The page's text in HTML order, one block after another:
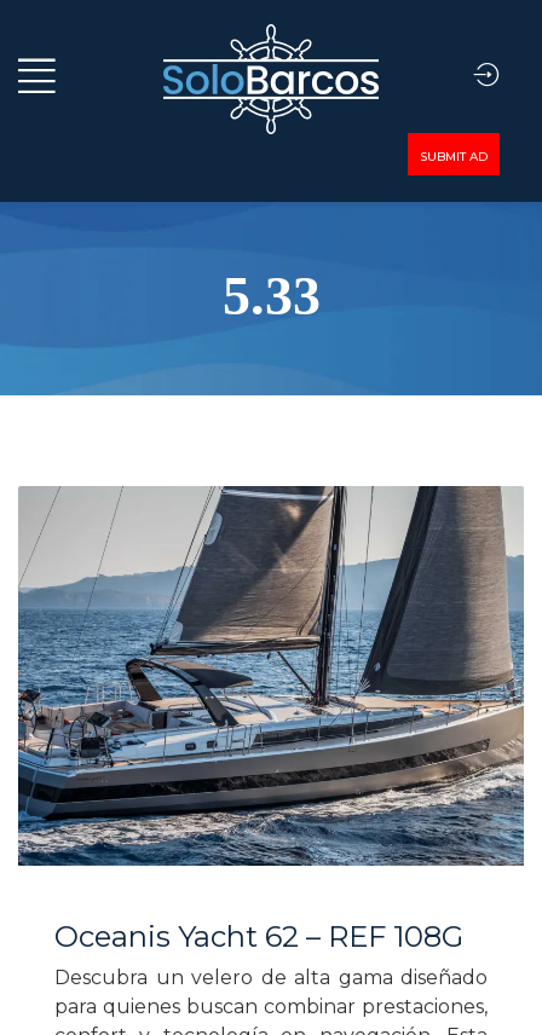
SUBMIT AD
5.33
Oceanis Yacht 62 – REF 108G
Descubra un velero de alta gama diseñado
para quienes buscan combinar prestaciones,